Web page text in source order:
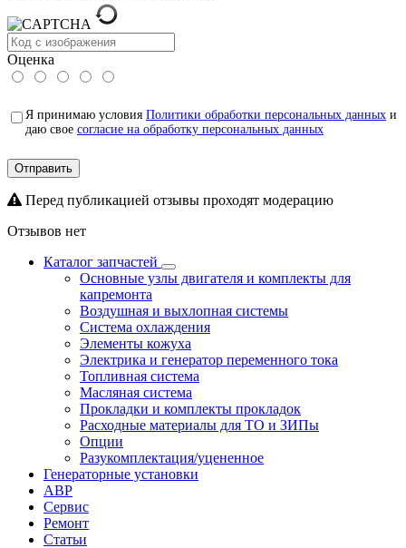
Оценка
Я принимаю условия Политики обработки персональных данных и
даю свое согласие на обработку персональных данных
Отправить
Перед публикацией отзывы проходят модерацию
Отзывов нет
Каталог запчастей
Основные узлы двигателя и комплекты для
капремонта
Воздушная и выхлопная системы
Система охлаждения
Элементы кожуха
Электрика и генератор переменного тока
Топливная система
Масляная система
Прокладки и комплекты прокладок
Расходные материалы для ТО и ЗИПы
Опции
Разукомплектация/уцененное
Генераторные установки
АВР
Сервис
Ремонт
Статьи